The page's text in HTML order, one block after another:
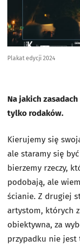
Plakat edycji 2024
Na jakich
tylko rodaków.
Kierujemy się
ale staramy się
bierzemy rzeczy,
podobają, ale
ścianie. Z drugiej
artystom, których
obiektywna, za
przypadku nie jest